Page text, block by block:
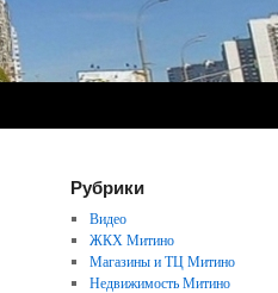
Рубрики
Видео
ЖКХ Митино
Магазины и ТЦ Митино
Недвижимость Митино